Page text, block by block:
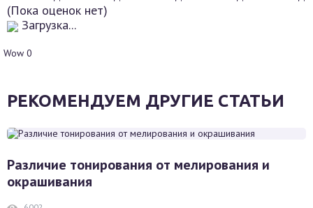
(Пока оценок нет)
Загрузка...
Wow 0
РЕКОМЕНДУЕМ ДРУГИЕ СТАТЬИ
Различие тонирования от мелирования и
окрашивания